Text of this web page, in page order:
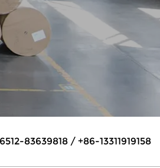
83639818 / +86-13311919158